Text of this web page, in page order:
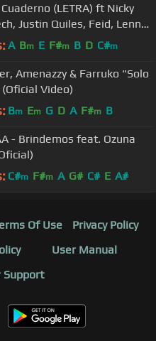
(LETRA) ft Nicky
Justin Quiles, Feid, Lenny
Rafa Pabön
A Bm E F#m B D C#m
Amenazzy & Farruko "Solo
Video)
Bm Em G D A F#m B
- Brindemos feat. Ozuna
C#m F#m A G# C# E A#
Of Use
Privacy Policy
User Manual
Support